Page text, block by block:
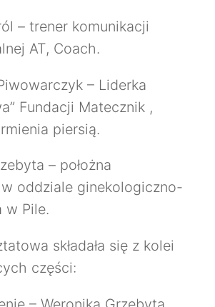
– trener komunikacji
AT, Coach.
– Liderka
Fundacji Matecznik ,
piersią.
– położna
oddziale ginekologiczno-
w Pile.
składała się z kolei
części: